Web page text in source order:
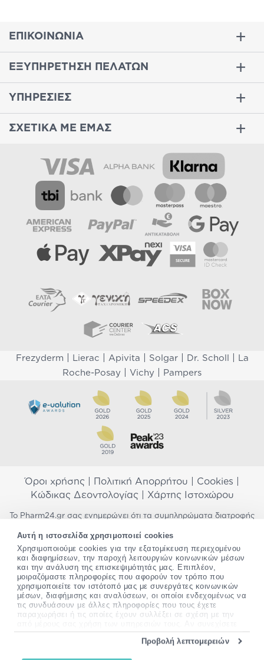
Αυτή η ιστοσελίδα χρησιμοποιεί cookies
Χρησιμοποιούμε cookies για την εξατομίκευση περιεχομένου
και διαφημίσεων, την παροχή λειτουργιών κοινωνικών μέσων
και την ανάλυση της επισκεψιμότητάς μας. Επιπλέον,
μοιραζόμαστε πληροφορίες που αφορούν τον τρόπο που
χρησιμοποιείτε τον ιστότοπό μας με συνεργάτες κοινωνικών
μέσων, διαφήμισης και αναλύσεων, οι οποίοι ενδεχομένως να
τις συνδυάσουν με άλλες πληροφορίες που τους έχετε
παραχωρήσει ή τις οποίες έχουν συλλέξει σε σχέση με την
Προβολή λεπτομερειών
ΕΠΙΚΟΙΝΩΝΙΑ
ΕΞΥΠΗΡΕΤΗΣΗ ΠΕΛΑΤΩΝ
ΥΠΗΡΕΣΙΕΣ
ΣΧΕΤΙΚΑ ΜΕ ΕΜΑΣ
Frezyderm Lierac Apivita Solgar| Dr. Scholl
La
Roche-Posay
Vichy Pampers
Όροι χρήσης Πολιτική Απορρήτου Cookies
Κώδικας Δεοντολογίας| Χάρτης Ιστοχώρου
Το Pharm24.gr σας ενημερώνει ότι τα συμπληρώματα διατροφής
προορίζονται για την πρόληψη, αγωγή ή θεραπεία ανθρώπινης
νόσου. Συμβουλευτείτε τον γιατρό σας εάν είστε έγκυος,
θηλάζετε, ακολουθείτε παράλληλα φαρμακευτική αγωγή ή
αντιμετωπίζετε προβλήματα υγείας πριν χρησιμοποιήσετε
οποιοδήποτε συμπλήρωμα διατροφής. Προσπαθούμε διαρκώς να
σας παρέχουμε ακριβείς και έγκυρες πληροφορίες. Σε περίπτωση
που έχετε κάποια ερώτηση ή παρατήρηση σχετικά με αυτές,
παρακαλώεπικοινωνήστε μαζί μας.
2012-2026 - All rights Reserved •